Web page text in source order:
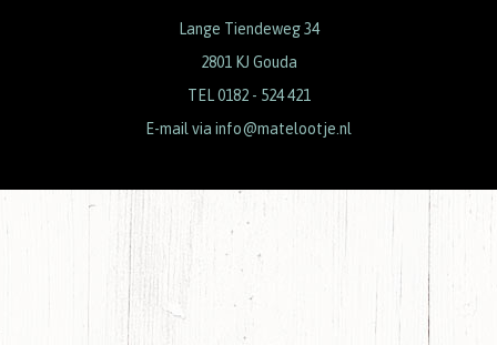
Lange Tiendeweg 34
2801 KJ Gouda
TEL 0182 - 524 421
E-mail via info@matelootje.nl